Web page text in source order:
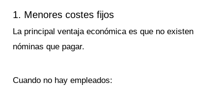
1. Menores costes fijos
La principal ventaja económica es que no existen
nóminas que pagar.
Cuando no hay empleados: